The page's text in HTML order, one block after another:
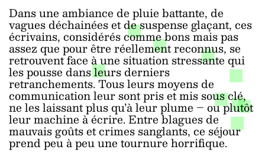
Dans une ambiance de pluie battante, de
vagues déchainées et de suspense glaçant, ces
écrivains, considérés comme bons mais pas
assez que pour être réellement reconnus, se
retrouvent face à une situation stressante qui
les pousse dans leurs derniers
retranchements. Tous leurs moyens de
communication leur sont pris et mis sous clé,
ne les laissant plus qu’à leur plume – ou plutôt
leur machine à écrire. Entre blagues de
mauvais goûts et crimes sanglants, ce séjour
prend peu à peu une tournure horrifique.